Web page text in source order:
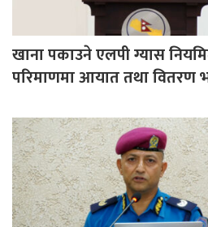
खाना पकाउने एलपी ग्यास
परिमाणमा आयात तथा वितरण